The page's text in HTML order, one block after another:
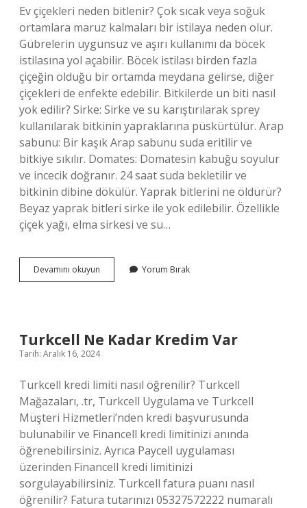
Ev çiçekleri neden bitlenir? Çok sıcak veya soğuk
ortamlara maruz kalmaları bir istilaya neden olur.
Gübrelerin uygunsuz ve aşırı kullanımı da böcek
istilasına yol açabilir. Böcek istilası birden fazla
çiçeğin olduğu bir ortamda meydana gelirse, diğer
çiçekleri de enfekte edebilir. Bitkilerde un biti nasıl
yok edilir? Sirke: Sirke ve su karıştırılarak sprey
kullanılarak bitkinin yapraklarına püskürtülür. Arap
sabunu: Bir kaşık Arap sabunu suda eritilir ve
bitkiye sıkılır. Domates: Domatesin kabuğu soyulur
ve incecik doğranır. 24 saat suda bekletilir ve
bitkinin dibine dökülür. Yaprak bitlerini ne öldürür?
Beyaz yaprak bitleri sirke ile yok edilebilir. Özellikle
çiçek yağı, elma sirkesi ve su…
Devamını okuyun Saksıdaki
Bitler
Yorum Bırak
Turkcell Ne Kadar Kredim Var
Tarih: Aralık 16, 2024
Turkcell kredi limiti nasıl öğrenilir? Turkcell
Mağazaları, .tr, Turkcell Uygulama ve Turkcell
Müşteri Hizmetleri’nden kredi başvurusunda
bulunabilir ve Financell kredi limitinizi anında
öğrenebilirsiniz. Ayrıca Paycell uygulaması
üzerinden Financell kredi limitinizi
sorgulayabilirsiniz. Turkcell fatura puanı nasıl
öğrenilir? Fatura tutarınızı 05327572222 numaralı